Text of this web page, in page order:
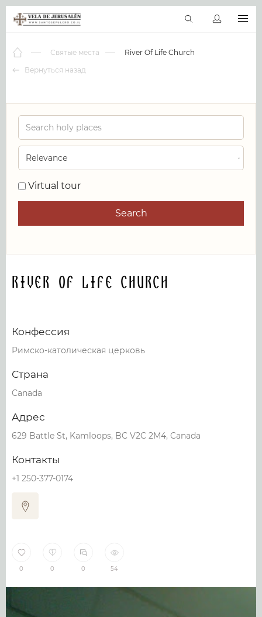
Виртуальные туры
RU
Вернуться назад
Святые места River Of Life Church
Virtual tour
Search
River Of Life Church
Конфессия
Римско-католическая церковь
Страна
Canada
Адрес
629 Battle St, Kamloops, BC V2C 2M4, Canada
Контакты
+1 250-377-0174
0 0 0 54